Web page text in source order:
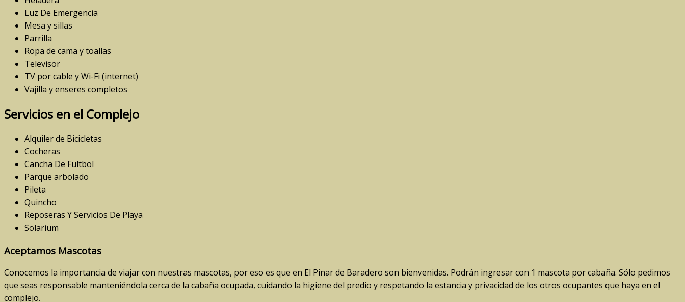
Luz De Emergencia
Mesa y sillas
Parrilla
Ropa de cama y toallas
Televisor
TV por cable y Wi-Fi (internet)
Vajilla y enseres completos
Servicios en el Complejo
Alquiler de Bicicletas
Cocheras
Cancha De Fultbol
Parque arbolado
Pileta
Quincho
Reposeras Y Servicios De Playa
Solarium
Aceptamos Mascotas
Conocemos la importancia de viajar con nuestras mascotas, por eso es que en El Pinar de Baradero son bienvenidas. Podrán ingresar con 1 mascota por cabaña. Sólo pedimos
que seas responsable manteniéndola cerca de la cabaña ocupada, cuidando la higiene del predio y respetando la estancia y privacidad de los otros ocupantes que haya en el
complejo.